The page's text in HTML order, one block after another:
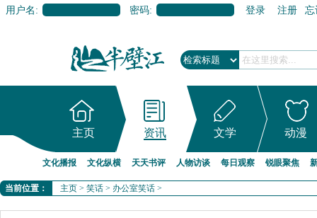
用户名: 密码: 登录 注册 忘
主页 资讯 文学 动漫
文化播报 文化纵横 天天书评 人物访谈 每日观察 锐眼聚焦
当前位置： 主页 > 笑话 > 办公室笑话 >